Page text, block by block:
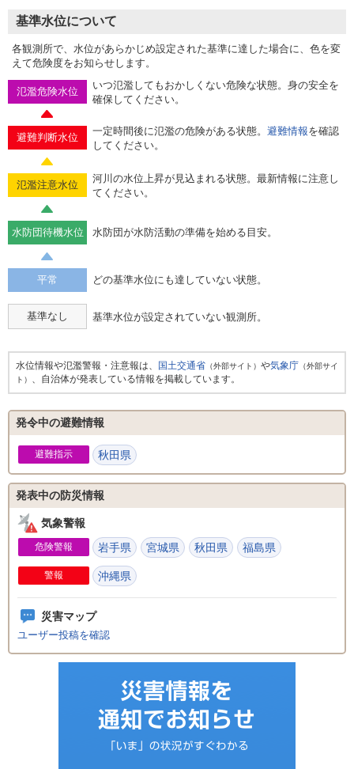
基準水位について
各観測所で、水位があらかじめ設定された基準に達した場合に、色を変
えて危険度をお知らせします。
氾濫危険水位
いつ氾濫してもおかしくない危険な状態。身の安全を
確保してください。
避難判断水位
一定時間後に氾濫の危険がある状態。 避難情報を確認
してください。
氾濫注意水位
河川の水位上昇が見込まれる状態。最新情報に注意し
てください。
水防団待機水位 水防団が水防活動の準備を始める目安。
平常 どの基準水位にも達していない状態。
基準なし 基準水位が設定されていない観測所。
水位情報や氾濫警報・注意報は、 国土交通省 （外部サイト） や気象庁 （外部サイ
ト） 、自治体が発表している情報を掲載しています。
発令中の避難情報
避難指示 秋田県
発表中の防災情報
気象警報
危険警報 岩手県 宮城県 秋田県 福島県
警報 沖縄県
災害マップ
ユーザー投稿を確認